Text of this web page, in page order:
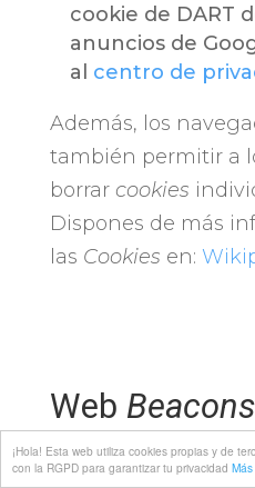
¡Hola! Esta web utiliza cookies propias y de
con la RGPD para garantizar tu privacidad
cookie de DART
anuncios de
al centro de
Además, los
también permitir a
borrar cookies
Dispones de más
las Cookies en:
Web Beacons
Este sitio puede